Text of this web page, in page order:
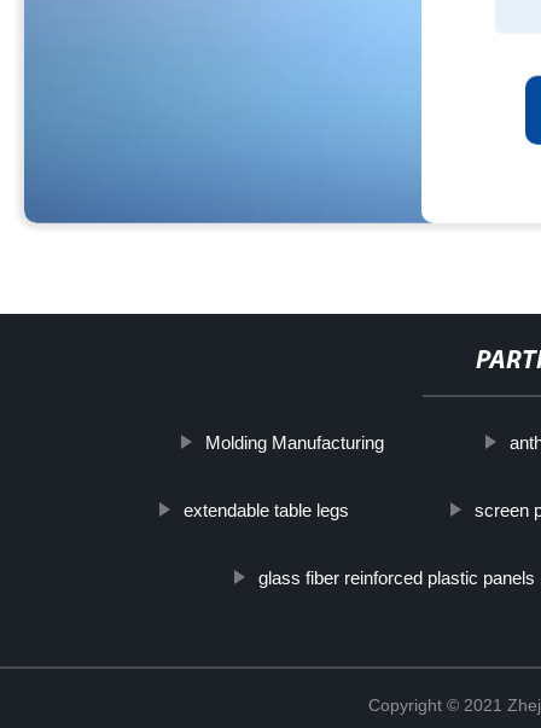
Molding Manufacturing
extendable table legs screen
glass fiber reinforced plastic panels
Copyright © 2021